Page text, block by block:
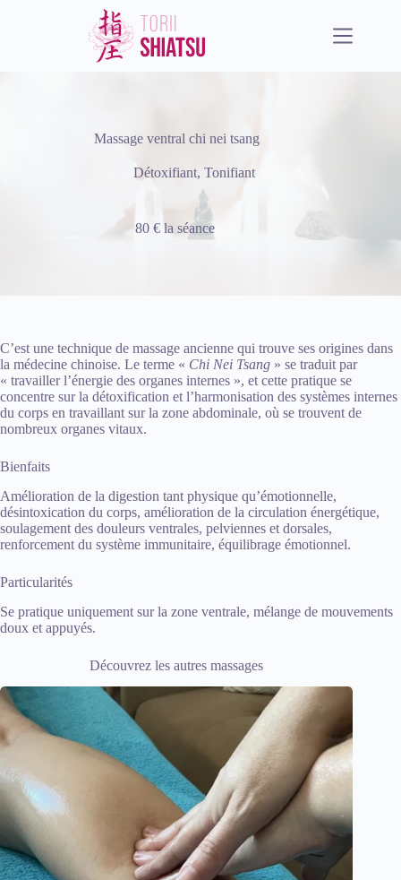
Massage ventral chi nei tsang
Détoxifiant,Tonifiant
80 € la séance
C’est une technique de massage ancienne qui trouve ses origines dans
la médecine chinoise. Le terme « Chi Nei Tsang » se traduit par
« travailler l’énergie des organes internes », et cette pratique se
concentre sur la détoxification et l’harmonisation des systèmes internes
du corps en travaillant sur la zone abdominale, où se trouvent de
nombreux organes vitaux.
Bienfaits
Amélioration de la digestion tant physique qu’émotionnelle,
désintoxication du corps, amélioration de la circulation énergétique,
soulagement des douleurs ventrales, pelviennes et dorsales,
renforcement du système immunitaire, équilibrage émotionnel.
Particularités
Se pratique uniquement sur la zone ventrale, mélange de mouvements
doux et appuyés.
Découvrez les autres massages